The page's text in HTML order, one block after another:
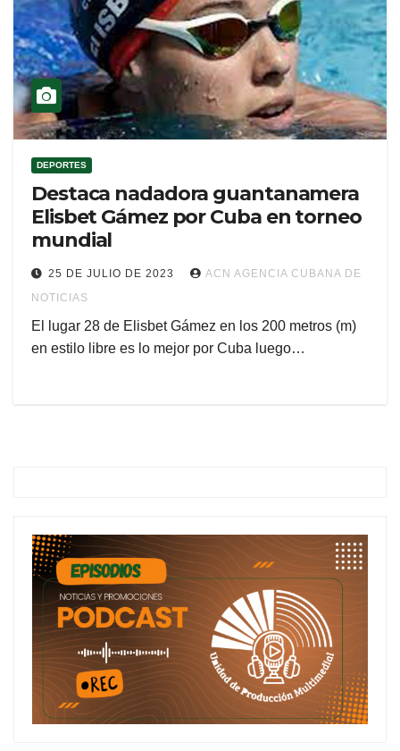
DEPORTES
Destaca nadadora guantanamera
Elisbet Gámez por Cuba en torneo
mundial
25 DE JULIO DE 2023
ACN AGENCIA CUBANA DE
NOTICIAS
El lugar 28 de Elisbet Gámez en los 200 metros (m)
en estilo libre es lo mejor por Cuba luego…